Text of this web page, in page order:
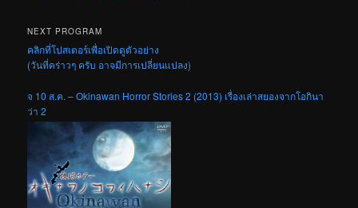
NEXT PROGRAM
คลิกที่โปสเตอร์เพื่อเปิดดูตัวอย่าง
(วันที่คร่าวๆ ครับ อาจมีการเปลี่ยนแปลง)
จ 10 ส.ค. – Okinawan Horror Stories 2 (2013) เรื่องเล่าสยองจากโอกินา
ว่า 2